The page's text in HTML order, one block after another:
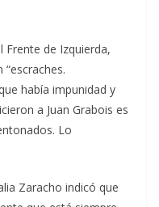
Frente de Izquierda,
había impunidad y
a Juan Grabois es
Lo
Zaracho indicó que